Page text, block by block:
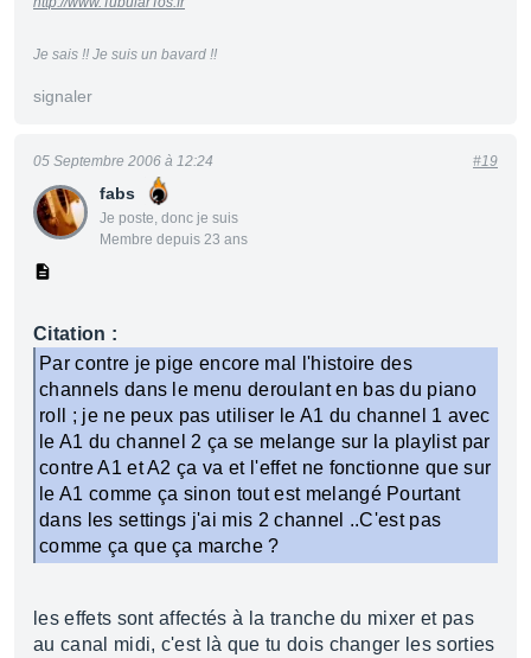
Je sais !! Je suis un bavard !!
signaler
fabs
Je poste, donc je suis
Membre depuis 23 ans
05 Septembre 2006 à 12:24 #19
Citation :
Par contre je pige encore mal l'histoire des
channels dans le menu deroulant en bas du piano
roll ; je ne peux pas utiliser le A1 du channel 1 avec
le A1 du channel 2 ça se melange sur la playlist par
contre A1 et A2 ça va et l'effet ne fonctionne que sur
le A1 comme ça sinon tout est melangé Pourtant
dans les settings j'ai mis 2 channel ..C'est pas
comme ça que ça marche ?
les effets sont affectés à la tranche du mixer et pas
au canal midi, c'est là que tu dois changer les sorties